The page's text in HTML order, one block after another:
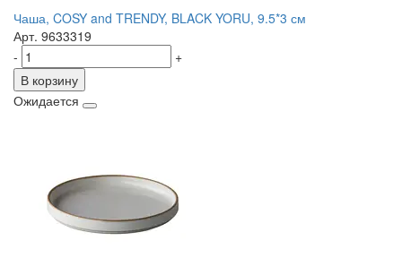
Чаша, COSY and TRENDY, BLACK YORU, 9.5*3 см
Арт. 9633319
-
+
В корзину
Ожидается